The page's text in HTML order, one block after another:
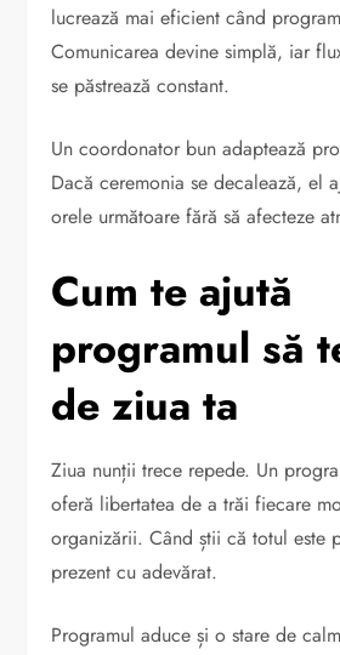
lucrează mai eficient când
Comunicarea devine simplă, iar
se păstrează constant.
Un coordonator bun adaptează
Dacă ceremonia se decalează, el
orele următoare fără să afecteze
Cum te ajută
programul să
de ziua ta
Ziua nunții trece repede. Un
oferă libertatea de a trăi fiecare
organizării. Când știi că totul este
prezent cu adevărat.
Programul aduce și o stare de